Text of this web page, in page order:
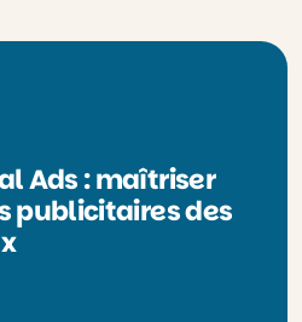
Ads : maîtriser
publicitaires des